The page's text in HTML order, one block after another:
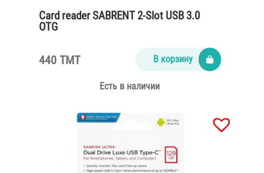
Card reader SABRENT 2-Slot USB 3.0
OTG
440 TMT В корзину
Есть в наличии